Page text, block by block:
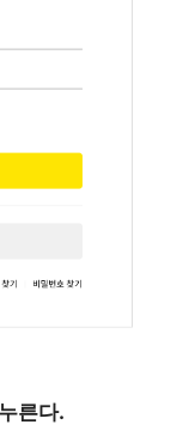
른다.